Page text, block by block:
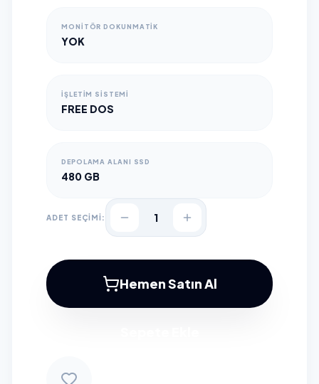
MONITÖR DOKUNMATIK
YOK
İŞLETIM SISTEMI
FREE DOS
DEPOLAMA ALANI SSD
480 GB
ADET SEÇİMİ: 1
Hemen Satın Al